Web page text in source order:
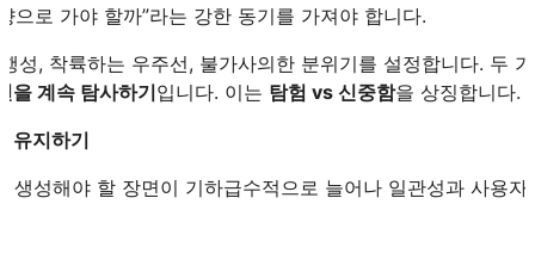
으로 가야 할까”라는 강한 동기를 가져야 합니다.
성, 착륙하는 우주선, 불가사의한 분위기를 설정합니다. 두
을 계속 탐사하기입니다. 이는 탐험 vs 신중함을 상징합니다.
유지하기
생성해야 할 장면이 기하급수적으로 늘어나 일관성과 사용